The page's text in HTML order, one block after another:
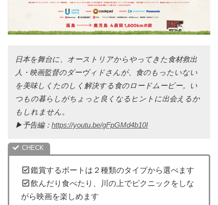
日本を舞台に、オーストリアからやってきた食材救出
人・映画監督のダーヴィドさんが、食のもったいない
を美味しくたのしく解決する食のロードムービー。い
つもの暮らしがちょっと良くなるヒントに出会えるか
もしれません。
▶︎予告編： https://youtu.be/gFpGMd4b10I
鑑賞するボートは２種類のタイプから選べます
飲んだり食べたり、川の上でピクニックをしな
がら映画を楽しめます